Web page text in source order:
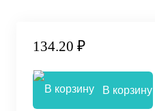
134.20 ₽
В корзину